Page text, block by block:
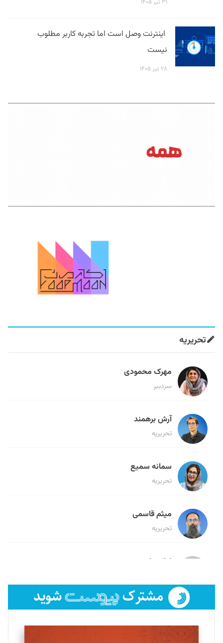
۳۱ تیر ۱۴۰۵
اینترنت وصل است اما تجربه کاربر مطلوب
نیست
۲۸ تیر ۱۴۰۵
تحریریه
مهرک محمودی
سردبیر
آرش برهمند
تحریریه
سمانه سمیع
تحریریه
میثم قاسمی
تحریریه
لیلا حنارود
فائزه فتحی رستمی
تحریریه